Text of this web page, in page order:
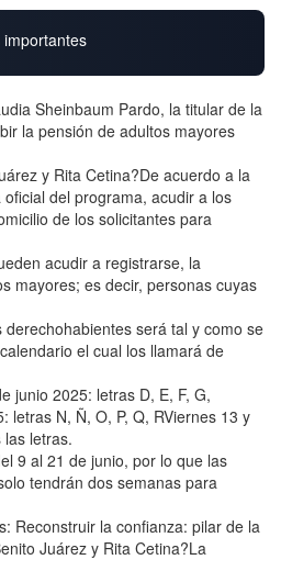
Sheinbaum Pardo, la titular de la
la pensión de adultos mayores
y Rita Cetina?De acuerdo a la
del programa, acudir a los
de los solicitantes para
acudir a registrarse, la
mayores; es decir, personas cuyas
será tal y como se
el cual los llamará de
junio 2025: letras D, E, F, G,
letras N, Ñ, O, P, Q, RViernes 13 y
las letras.
9 al 21 de junio, por lo que las
tendrán dos semanas para
Reconstruir la confianza: pilar de la
Juárez y Rita Cetina?La